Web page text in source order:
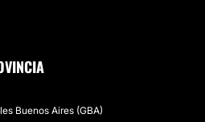
Buenos Aires (GBA)